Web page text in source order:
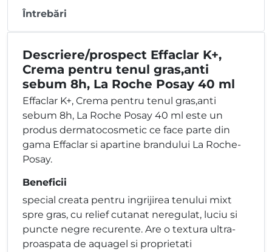
Întrebări
Descriere/prospect Effaclar K+,
Crema pentru tenul gras,anti
sebum 8h, La Roche Posay 40 ml
Effaclar K+, Crema pentru tenul gras,anti
sebum 8h, La Roche Posay 40 ml este un
produs dermatocosmetic ce face parte din
gama Effaclar si apartine brandului La Roche-
Posay.
Beneficii
special creata pentru ingrijirea tenului mixt
spre gras, cu relief cutanat neregulat, luciu si
puncte negre recurente. Are o textura ultra-
proaspata de aquagel si proprietati